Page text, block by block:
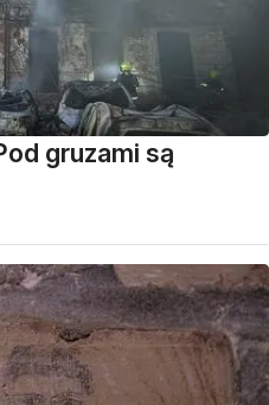
gruzami są